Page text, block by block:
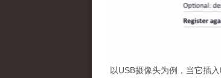
以USB摄像头为例，当它插